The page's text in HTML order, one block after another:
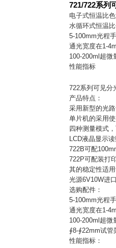
721/722系列
电子式恒温
水循环式恒
5-100mm光程
通光宽度在1-
100-200ml超
性能指标
722系列可见分
产品特点：
采用新型的光
单片机的采用
四种测量模式
LCD液晶显示
722B可配
722P可配装打
其的稳定性适
光源6V10W进
选购配件：
5-100mm光
通光宽度在1-
100-200ml超
∮8-∮22mm
性能指标：